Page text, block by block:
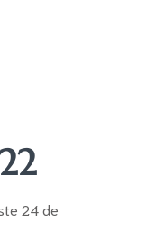
24 de